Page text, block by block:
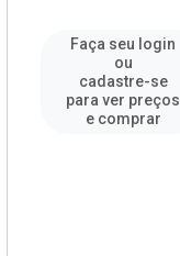
Faça seu login
ou
cadastre-se
para ver preços
e comprar